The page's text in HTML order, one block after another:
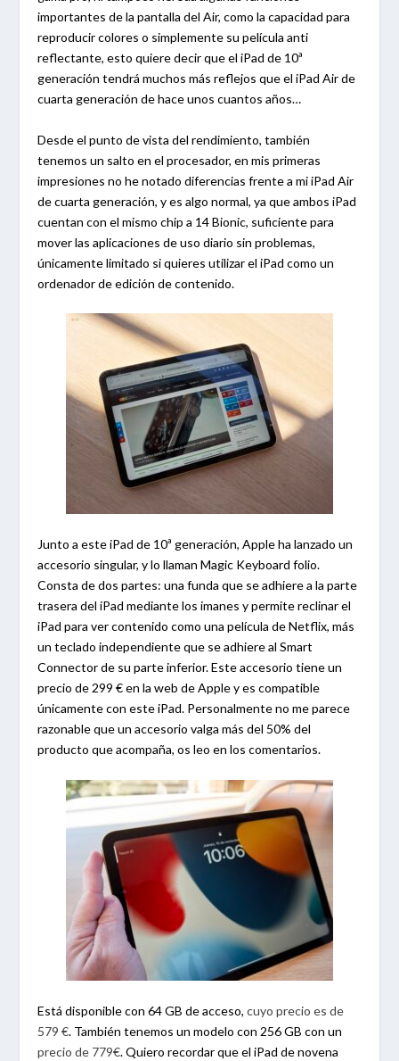
importantes de la pantalla del Air, como la capacidad para
reproducir colores o simplemente su película anti
reflectante, esto quiere decir que el iPad de 10ª
generación tendrá muchos más reflejos que el iPad Air de
cuarta generación de hace unos cuantos años…
Desde el punto de vista del rendimiento, también
tenemos un salto en el procesador, en mis primeras
impresiones no he notado diferencias frente a mi iPad Air
de cuarta generación, y es algo normal, ya que ambos iPad
cuentan con el mismo chip a 14 Bionic, suficiente para
mover las aplicaciones de uso diario sin problemas,
únicamente limitado si quieres utilizar el iPad como un
ordenador de edición de contenido.
Junto a este iPad de 10ª generación, Apple ha lanzado un
accesorio singular, y lo llaman Magic Keyboard folio.
Consta de dos partes: una funda que se adhiere a la parte
trasera del iPad mediante los imanes y permite reclinar el
iPad para ver contenido como una película de Netflix, más
un teclado independiente que se adhiere al Smart
Connector de su parte inferior. Este accesorio tiene un
precio de 299 € en la web de Apple y es compatible
únicamente con este iPad. Personalmente no me parece
razonable que un accesorio valga más del 50% del
producto que acompaña, os leo en los comentarios.
Está disponible con 64 GB de acceso,cuyo precio es de
579 €. También tenemos un modelo con 256 GB con un
precio de 779€. Quiero recordar que el iPad de novena